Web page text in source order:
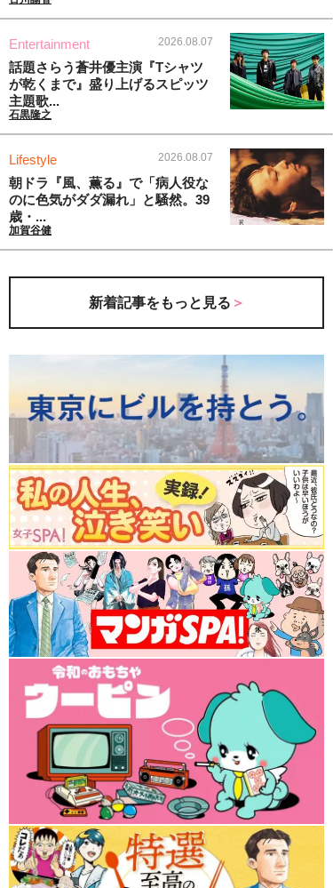
Entertainment 2026.08.07
話題さらう蒼井優主演『Tシャツ
が乾くまで』盛り上げるスピッツ
主題歌...
石黒隆之
Lifestyle 2026.08.07
朝ドラ『風、薫る』で「病人役な
のに色気がダダ漏れ」と騒然。39
歳・...
加賀谷健
新着記事をもっと見る